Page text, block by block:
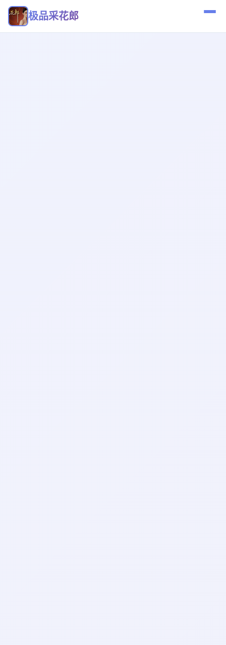
极品采花郎